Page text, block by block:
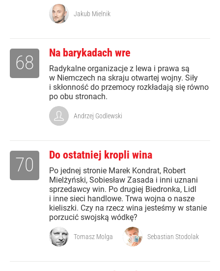
Jakub Mielnik
Na barykadach wre
Radykalne organizacje z lewa i prawa są
w Niemczech na skraju otwartej wojny. Siły
i skłonność do przemocy rozkładają się równo
po obu stronach.
68
Andrzej Godlewski
Do ostatniej kropli wina
Po jednej stronie Marek Kondrat, Robert
Mielżyński, Sobiesław Zasada i inni uznani
sprzedawcy win. Po drugiej Biedronka, Lidl
i inne sieci handlowe. Trwa wojna o nasze
kieliszki. Czy na rzecz wina jesteśmy w stanie
porzucić swojską wódkę?
70
Tomasz Molga Sebastian Stodolak